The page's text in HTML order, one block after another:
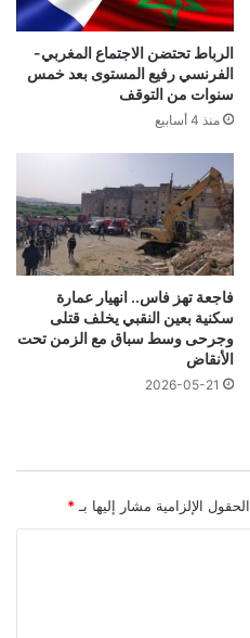
الرباط تحتضن الاجتماع المغربي-
الفرنسي رفيع المستوى بعد خمس
سنوات من التوقف
منذ 4 أسابيع
فاجعة تهز فاس.. انهيار عمارة
سكنية بعين النقبي يخلف قتلى
وجرحى وسط سباق مع الزمن تحت
الأنقاض
2026-05-21
الحقول الإلزامية مشار إليها بـ *